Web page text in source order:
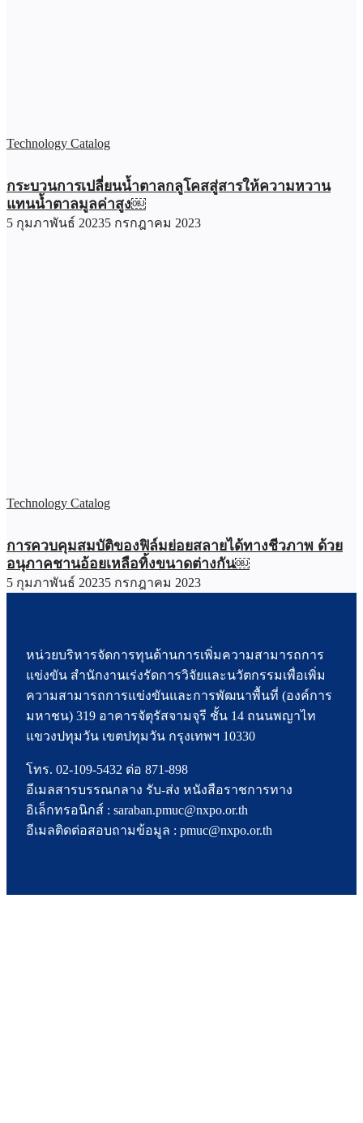
Technology Catalog
กระบวนการเปลี่ยนน้ำตาลกลูโคสสู่สารให้ความหวาน
แทนน้ำตาลมูลค่าสูง￼
5 กุมภาพันธ์ 20235 กรกฎาคม 2023
Technology Catalog
การควบคุมสมบัติของฟิล์มย่อยสลายได้ทางชีวภาพ ด้วย
อนุภาคชานอ้อยเหลือทิ้งขนาดต่างกัน￼
5 กุมภาพันธ์ 20235 กรกฎาคม 2023
หน่วยบริหารจัดการทุนด้านการเพิ่มความสามารถการ
แข่งขัน สำนักงานเร่งรัดการวิจัยและนวัตกรรมเพื่อเพิ่ม
ความสามารถการแข่งขันและการพัฒนาพื้นที่ (องค์การ
มหาชน) 319 อาคารจัตุรัสจามจุรี ชั้น 14 ถนนพญาไท
แขวงปทุมวัน เขตปทุมวัน กรุงเทพฯ 10330
โทร. 02-109-5432 ต่อ 871-898
อีเมลสารบรรณกลาง รับ-ส่ง หนังสือราชการทาง
อิเล็กทรอนิกส์ : saraban.pmuc@nxpo.or.th
อีเมลติดต่อสอบถามข้อมูล : pmuc@nxpo.or.th